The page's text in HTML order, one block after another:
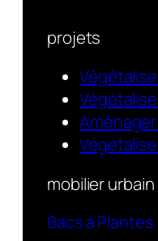
projets
mobilier urbain
Bacs à Plantes